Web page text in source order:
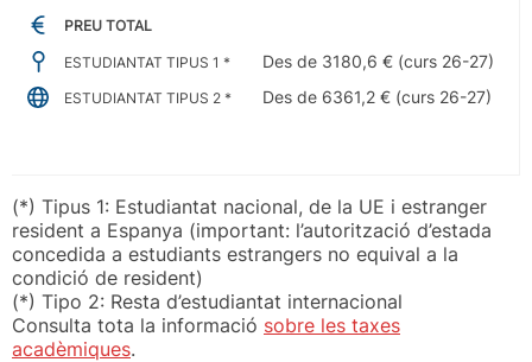
PREU TOTAL
ESTUDIANTAT TIPUS 1 * Des de 3180,6 € (curs 26-27)
ESTUDIANTAT TIPUS 2 * Des de 6361,2 € (curs 26-27)
(*) Tipus 1: Estudiantat nacional, de la UE i estranger
resident a Espanya (important: l’autorització d’estada
concedida a estudiants estrangers no equival a la
condició de resident)
(*) Tipo 2: Resta d’estudiantat internacional
Consulta tota la informació sobre les taxes
acadèmiques.